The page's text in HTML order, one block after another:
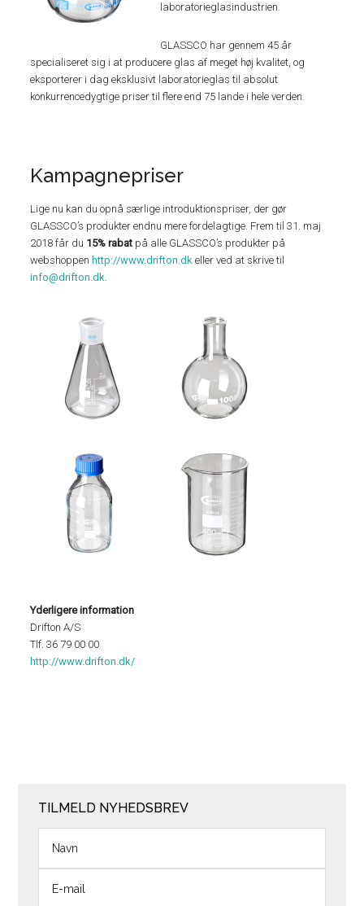
laboratorieglasindustrien.
GLASSCO har gennem 45 år
specialiseret sig i at producere glas af meget høj kvalitet, og
eksporterer i dag eksklusivt laboratorieglas til absolut
konkurrencedygtige priser til flere end 75 lande i hele verden.
Kampagnepriser
Lige nu kan du opnå særlige introduktionspriser, der gør
GLASSCO’s produkter endnu mere fordelagtige. Frem til 31. maj
2018 får du 15% rabat på alle GLASSCO’s produkter på
webshoppen http://www.drifton.dk eller ved at skrive til
info@drifton.dk.
Yderligere information
Drifton A/S
Tlf. 36 79 00 00
http://www.drifton.dk/
TILMELD NYHEDSBREV